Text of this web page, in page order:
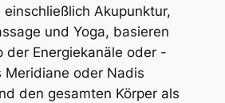
Akupunktur,
und Yoga, basieren
der Energiekanäle oder -
Meridiane oder Nadis
den gesamten Körper als